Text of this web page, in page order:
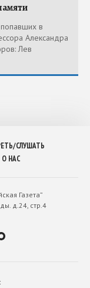
в
Александра
Лев
СЛУШАТЬ
О НАС
Газета”
д.24, стр.4